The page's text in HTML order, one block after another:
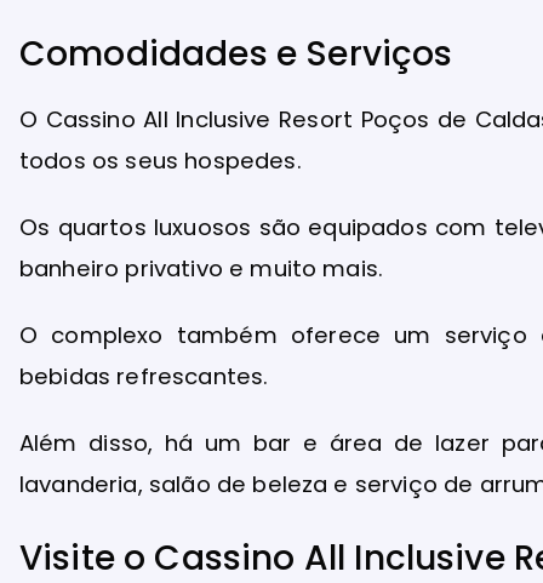
Comodidades e Serviços
O Cassino All Inclusive Resort Poços de
todos os seus hospedes.
Os quartos luxuosos são equipados com
banheiro privativo e muito mais.
O complexo também oferece um
bebidas refrescantes.
Além disso, há um bar e área de lazer
lavanderia, salão de beleza e serviço de
Visite o Cassino All Inclusive